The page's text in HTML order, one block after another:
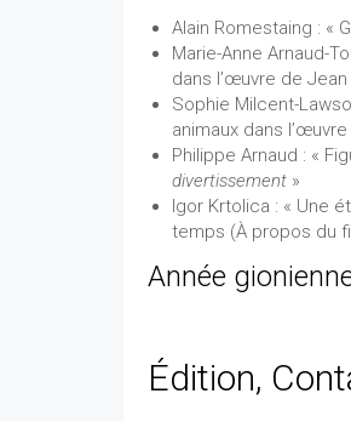
Alain Romestaing : «
Marie-Anne Arnaud-
dans l’œuvre de Jean
Sophie Milcent-
animaux dans
Philippe Arnaud : «
divertissement »
Igor Krtolica : « Une
temps (À propos du
Année
Édition,